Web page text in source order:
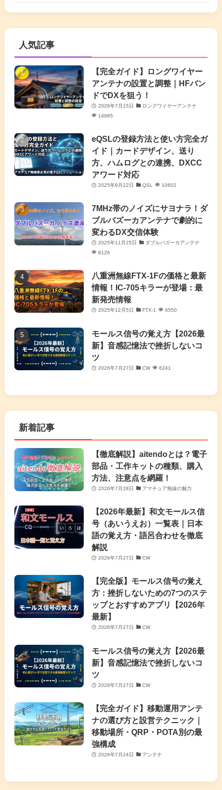
(6)
(1)
(4)
(3)
(7) (7)
(16)
(7)
(6)
(63)
(7)
(5)
(4)
(2)
(5)
(11)
(5)
(4)
(1)
人気記事
【完全ガイド】ロングワイヤー
アンテナの設置と調整｜HFバン
ドでDXを狙う！
2026年7月15日
ロングワイヤーアンテナ
14985
eQSLの登録方法と使い方完全ガ
イド｜カードデザイン、送り
方、ハムログとの連携、DXCC
アワード対応
2025年9月22日 QSL 10602
7MHz帯のノイズにサヨナラ！ダ
ブルバズーカアンテナで劇的に
変わるDX交信体験
2025年11月25日
ダブルバズーカアンテナ
8126
八重洲無線FTX-1Fの価格と最新
情報！IC-705キラーが登場：最
新発売情報
2025年12月5日 FTX-1 6550
モールス信号の覚え方【2026最
新】音感記憶法で挫折しないコ
ツ
2026年7月27日 CW 6241
新着記事
【徹底解説】aitendoとは？電子
部品・工作キットの種類、購入
方法、注意点を網羅！
2026年7月28日 アマチュア無線の魅力
【2026年最新】和文モールス信
号（あいうえお）一覧表｜日本
語の覚え方・語呂合わせを徹底
解説
2026年7月27日 CW
【完全版】モールス信号の覚え
方：挫折しないための7つのステ
ップとおすすめアプリ【2026年
最新】
2026年7月27日 CW
モールス信号の覚え方【2026最
新】音感記憶法で挫折しないコ
ツ
2026年7月27日 CW
【完全ガイド】移動運用アンテ
ナの選び方と設営テクニック｜
移動場所・QRP・POTA別の最
強構成
2026年7月24日 アンテナ